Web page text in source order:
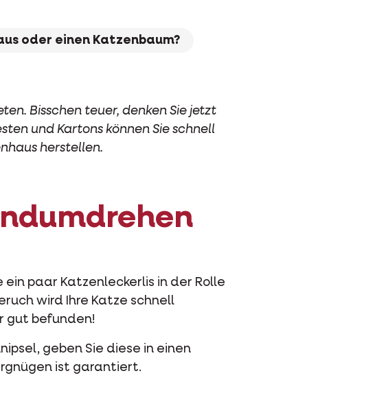
oder einen Katzenbaum?
Bisschen teuer, denken Sie jetzt
und Kartons können Sie schnell
herstellen.
paar Katzenleckerlis in der Rolle
wird Ihre Katze schnell
gut befunden!
geben Sie diese in einen
ist garantiert.